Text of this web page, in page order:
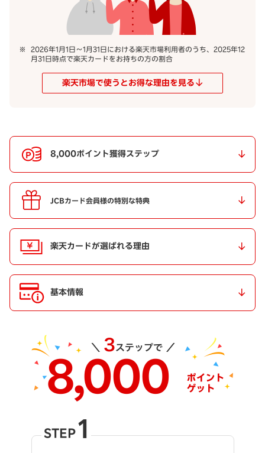
2026年1月1日～1月31日における楽天市場利用者のうち、2025年12
月31日時点で楽天カードをお持ちの方の割合
楽天市場で使うとお得な理由を見る
8,000ポイント獲得ステップ
JCBカード会員様の特別な特典
楽天カードが選ばれる理由
基本情報
STEP 1